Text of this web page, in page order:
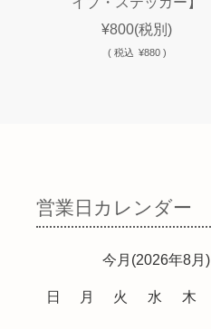
¥800(税別)
( 税込 ¥880 )
営業日カレンダー
今月(2026年8月)
日 月 火 水 木